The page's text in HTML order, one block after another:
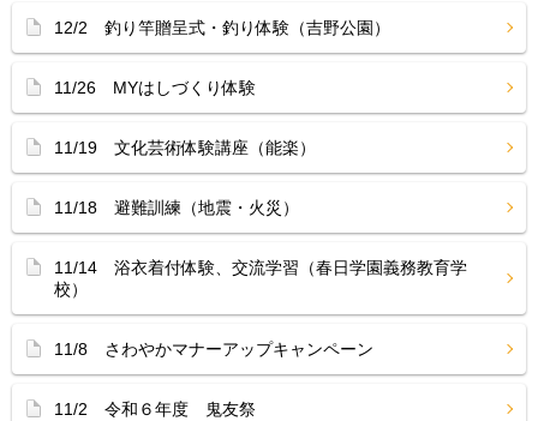
12/2 釣り竿贈呈式・釣り体験（吉野公園）
11/26 MYはしづくり体験
11/19 文化芸術体験講座（能楽）
11/18 避難訓練（地震・火災）
11/14 浴衣着付体験、交流学習（春日学園義務教育学
校）
11/8 さわやかマナーアップキャンペーン
11/2 令和６年度 鬼友祭